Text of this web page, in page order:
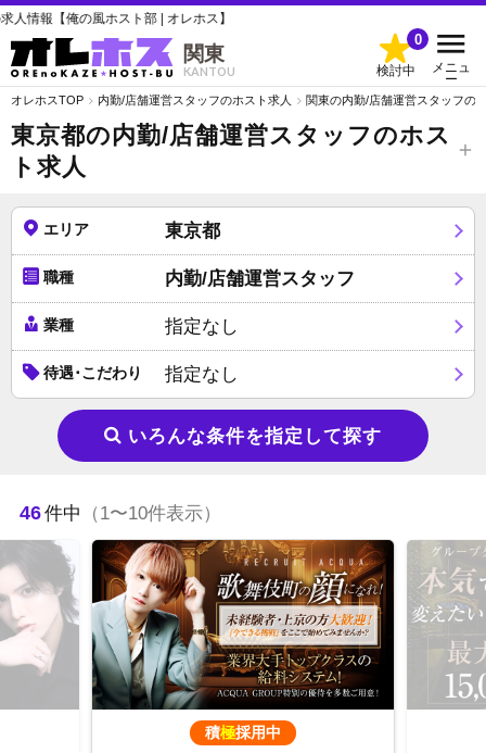
スト部 | オレホス】
関東
KANTOU 検討中
0
メニュ
ー
オレホスTOP 内勤/店舗運営スタッフのホスト求人 関東の内勤/店舗運営スタッフの
東京都の内勤/店舗運営スタッフのホス
ト求人
エリア 東京都
職種 内勤/店舗運営スタッフ
業種 指定なし
待遇･こだわり 指定なし
いろんな条件を指定して探す
46件中 （1〜10件表示）
積極採用中